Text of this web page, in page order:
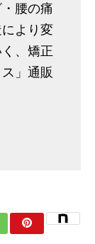
腰の痛
より変
、矯正
」通販